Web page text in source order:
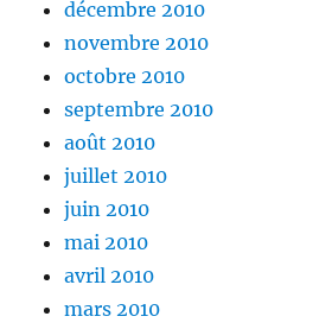
décembre 2010
novembre 2010
octobre 2010
septembre 2010
août 2010
juillet 2010
juin 2010
mai 2010
avril 2010
mars 2010